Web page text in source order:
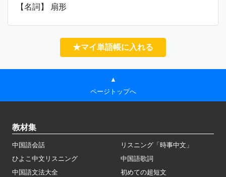
【名詞】 扇形
★マイ単語帳に入れる
▲
ページトップへ
教材集
中国語会話
リスニング「時事中文」
ひよこ中文リスニング
中国語歌詞
中国語文法大全
初めての超短文